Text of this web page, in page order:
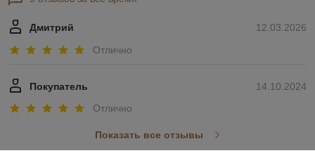
12.03.2026
Дмитрий
Отлично
14.10.2024
Покупатель
Отлично
Показать все отзывы